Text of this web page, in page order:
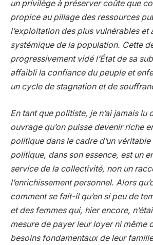
un privilège à préserver coûte que
propice au pillage des ressources
l’exploitation des plus vulnérables et
systémique de la population. Cette
progressivement vidé l’État de sa
affaibli la confiance du peuple et
un cycle de stagnation et de
En tant que politiste, je n’ai jamais lu
ouvrage qu’on puisse devenir riche
politique dans le cadre d’un
politique, dans son essence, est un
service de la collectivité, non un
l’enrichissement personnel. Alors
comment se fait-il qu’en si peu de
et des femmes qui, hier encore,
mesure de payer leur loyer ni même
besoins fondamentaux de leur